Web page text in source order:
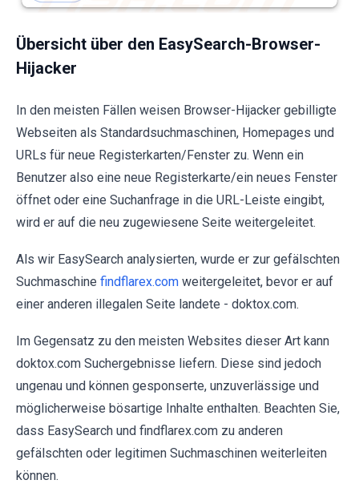
Übersicht über den EasySearch-Browser-
Hijacker
In den meisten Fällen weisen Browser-Hijacker gebilligte
Webseiten als Standardsuchmaschinen, Homepages und
URLs für neue Registerkarten/Fenster zu. Wenn ein
Benutzer also eine neue Registerkarte/ein neues Fenster
öffnet oder eine Suchanfrage in die URL-Leiste eingibt,
wird er auf die neu zugewiesene Seite weitergeleitet.
Als wir EasySearch analysierten, wurde er zur gefälschten
Suchmaschine findflarex.com weitergeleitet, bevor er auf
einer anderen illegalen Seite landete - doktox.com.
Im Gegensatz zu den meisten Websites dieser Art kann
doktox.com Suchergebnisse liefern. Diese sind jedoch
ungenau und können gesponserte, unzuverlässige und
möglicherweise bösartige Inhalte enthalten. Beachten Sie,
dass EasySearch und findflarex.com zu anderen
gefälschten oder legitimen Suchmaschinen weiterleiten
können.